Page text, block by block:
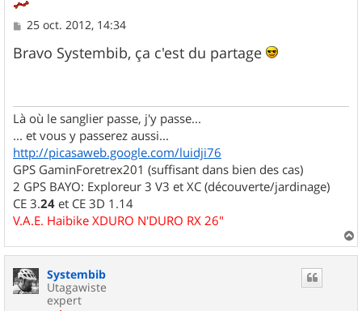
M
s
s
25 oct. 2012, 14:34
Bravo Systembib, ça c'est du partage
Là où le sanglier passe, j'y passe...
... et vous y passerez aussi...
http://picasaweb.google.com/luidji76
GPS GaminForetrex201 (suffisant dans bien des cas)
2 GPS BAYO: Exploreur 3 V3 et XC (découverte/jardinage)
CE 3.24 et CE 3D 1.14
V.A.E. Haibike XDURO N'DURO RX 26"
a
Systembib
Utagawiste
expert